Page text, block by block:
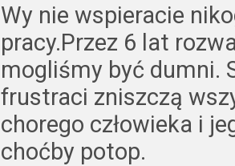
Wy nie wspieracie
pracy.Przez 6 lat
mogliśmy być dumni.
frustraci zniszczą
chorego człowieka i
choćby potop.